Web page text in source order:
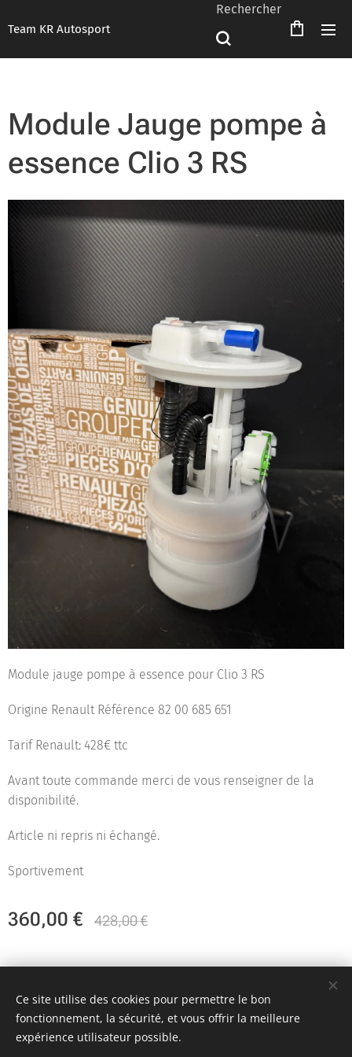
Team KR Autosport
Rechercher
Module Jauge pompe à
essence Clio 3 RS
Module jauge pompe à essence pour Clio 3 RS
Origine Renault Référence 82 00 685 651
Tarif Renault: 428€ ttc
Avant toute commande merci de vous renseigner de la
disponibilité.
Article ni repris ni échangé.
Sportivement
360,00 € 428,00€
Team KR Autosport - Création originale 2D Unlimited © 2018
Toutes images non libres de droits
Cookies
Ce site utilise des cookies pour permettre le bon
fonctionnement, la sécurité, et vous offrir la meilleure
expérience utilisateur possible.